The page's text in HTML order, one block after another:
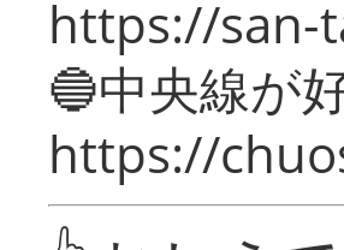
https://san-
🔵中央線が
https://